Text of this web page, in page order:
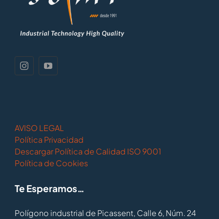
AVISO LEGAL
Política Privacidad
Descargar Política de Calidad ISO 9001
Política de Cookies
Te Esperamos…
Polígono industrial de Picassent, Calle 6, Núm. 24